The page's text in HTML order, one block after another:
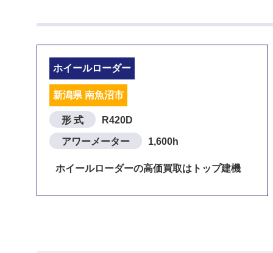
ホイールローダー
新潟県 南魚沼市
形 式 R420D
アワーメーター 1,600h
ホイールローダーの高価買取はトップ建機